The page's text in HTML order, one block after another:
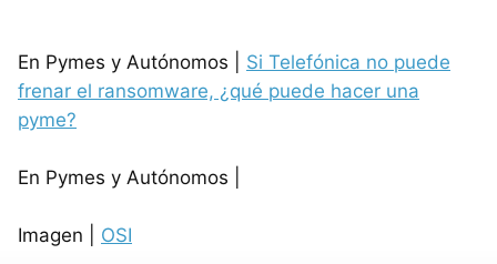
En Pymes y Autónomos | Si Telefónica no puede
frenar el ransomware, ¿qué puede hacer una
pyme?
En Pymes y Autónomos |
Imagen | OSI